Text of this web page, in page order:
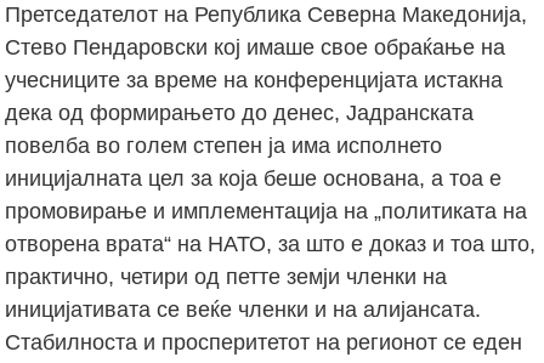
Претседателот на Република Северна Македонија,
Стево Пендаровски кој имаше свое обраќање на
учесниците за време на конференцијата истакна
дека од формирањeто до денес, Јадранската
повелба во голем степен ја има исполнето
иницијалната цел за која беше основана, а тоа е
промовирање и имплементација на „политиката на
отворена врата“ на НАТО, за што е доказ и тоа што,
практично, четири од петте земји членки на
иницијативата се веќе членки и на алијансата.
Стабилноста и просперитетот на регионот се еден